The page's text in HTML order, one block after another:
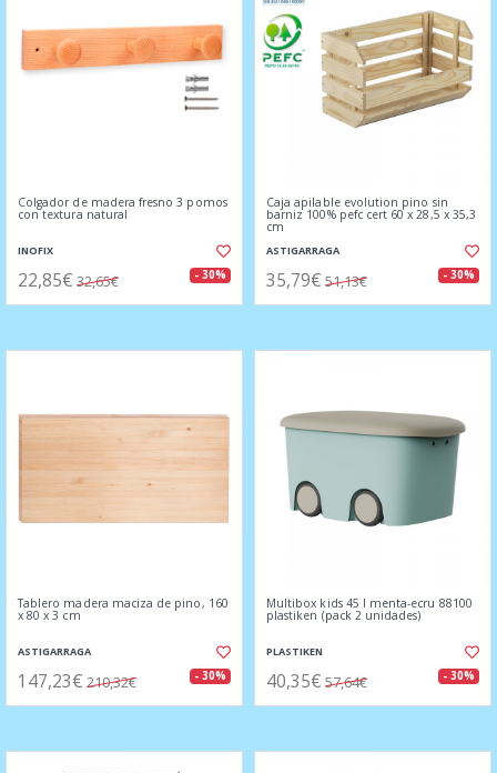
Colgador de madera fresno 3 pomos
con textura natural
INOFIX
22,85€ 32,65€ - 30%
Caja apilable evolution pino sin
barniz 100% pefc cert 60 x 28,5 x 35,3
cm
ASTIGARRAGA
35,79€ 51,13€ - 30%
Tablero madera maciza de pino, 160
x 80 x 3 cm
ASTIGARRAGA
147,23€ 210,32€ - 30%
Multibox kids 45 l menta-ecru 88100
plastiken (pack 2 unidades)
PLASTIKEN
40,35€ 57,64€ - 30%